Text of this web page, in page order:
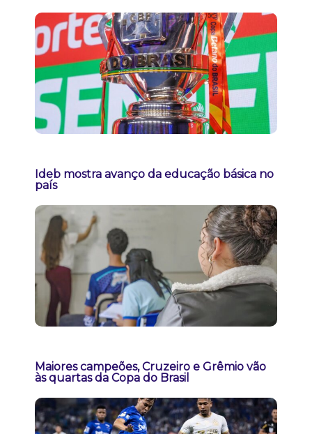
Ideb mostra avanço da educação básica no
país
Maiores campeões, Cruzeiro e Grêmio vão
às quartas da Copa do Brasil